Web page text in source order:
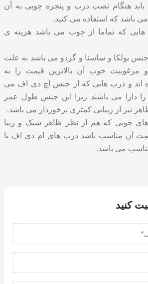
باید هنگام نصب درب و پنجره چوبی به آن
باشد که استفاده می کنید.
که تماما از چوب می باشد هزینه ی
یولکا و ساسنا و گردو می باشد به علت
مرغوبیت خوب آن بالاترین قیمت را به
اند و درب هایی که از جنس اچ دی اف می
دارا می باشند زیرا این جنس طول عمر
نیز از زیبایی کمتری برخوردار می باشد.
های چوبی که هم از نظر ظاهر شیک و زیبا
آن مناسب باشد درب های ام دی اف با
می باشد.
کنید